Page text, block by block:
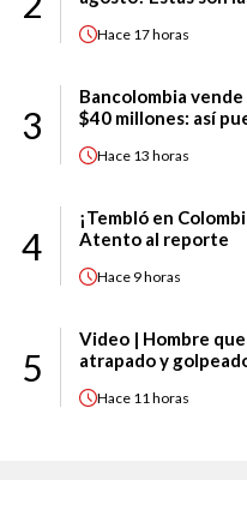
Hace 17 horas
3
Bancolombia
$40 millones: así
Hace 13 horas
4
¡Tembló en
Atento al reporte
Hace 9 horas
5
Video | Hombre
atrapado y
Hace 11 horas